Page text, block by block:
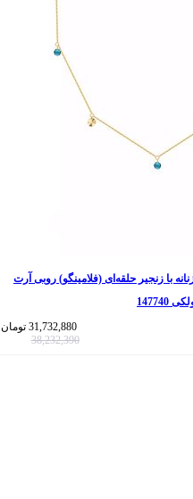
طلا 18 عیار زنانه با زنجیر حلقه‌ای (فلامینگو) روبی آرت
31,732,880 تومان
38,232,390